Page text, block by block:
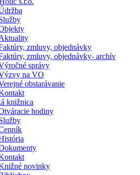
zmluvy, objednávky
zmluvy, objednávky- archív
správy
na VO
obstarávanie
knižnica
hodiny
novinky